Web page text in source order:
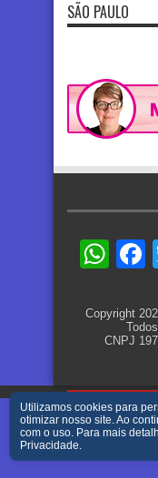
SÃO PAULO
Copyright
CNPJ
Utilizamos cookies para
otimizar nosso site. Ao
com o uso. Para mais
Privacidade.